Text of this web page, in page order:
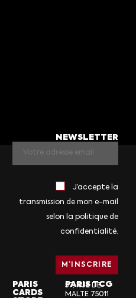
NEWSLETTER
J’accepte la
transmission de mon e-mail
selon la politique de
confidentialité.
PARIS
CARDS
PARIS TCG
57, RUE DE
MALTE 75011